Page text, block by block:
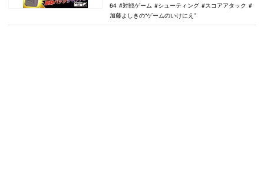
64
対戦ゲーム シューティング
スコアアタック
加藤よしきの“ゲームのいけにえ”